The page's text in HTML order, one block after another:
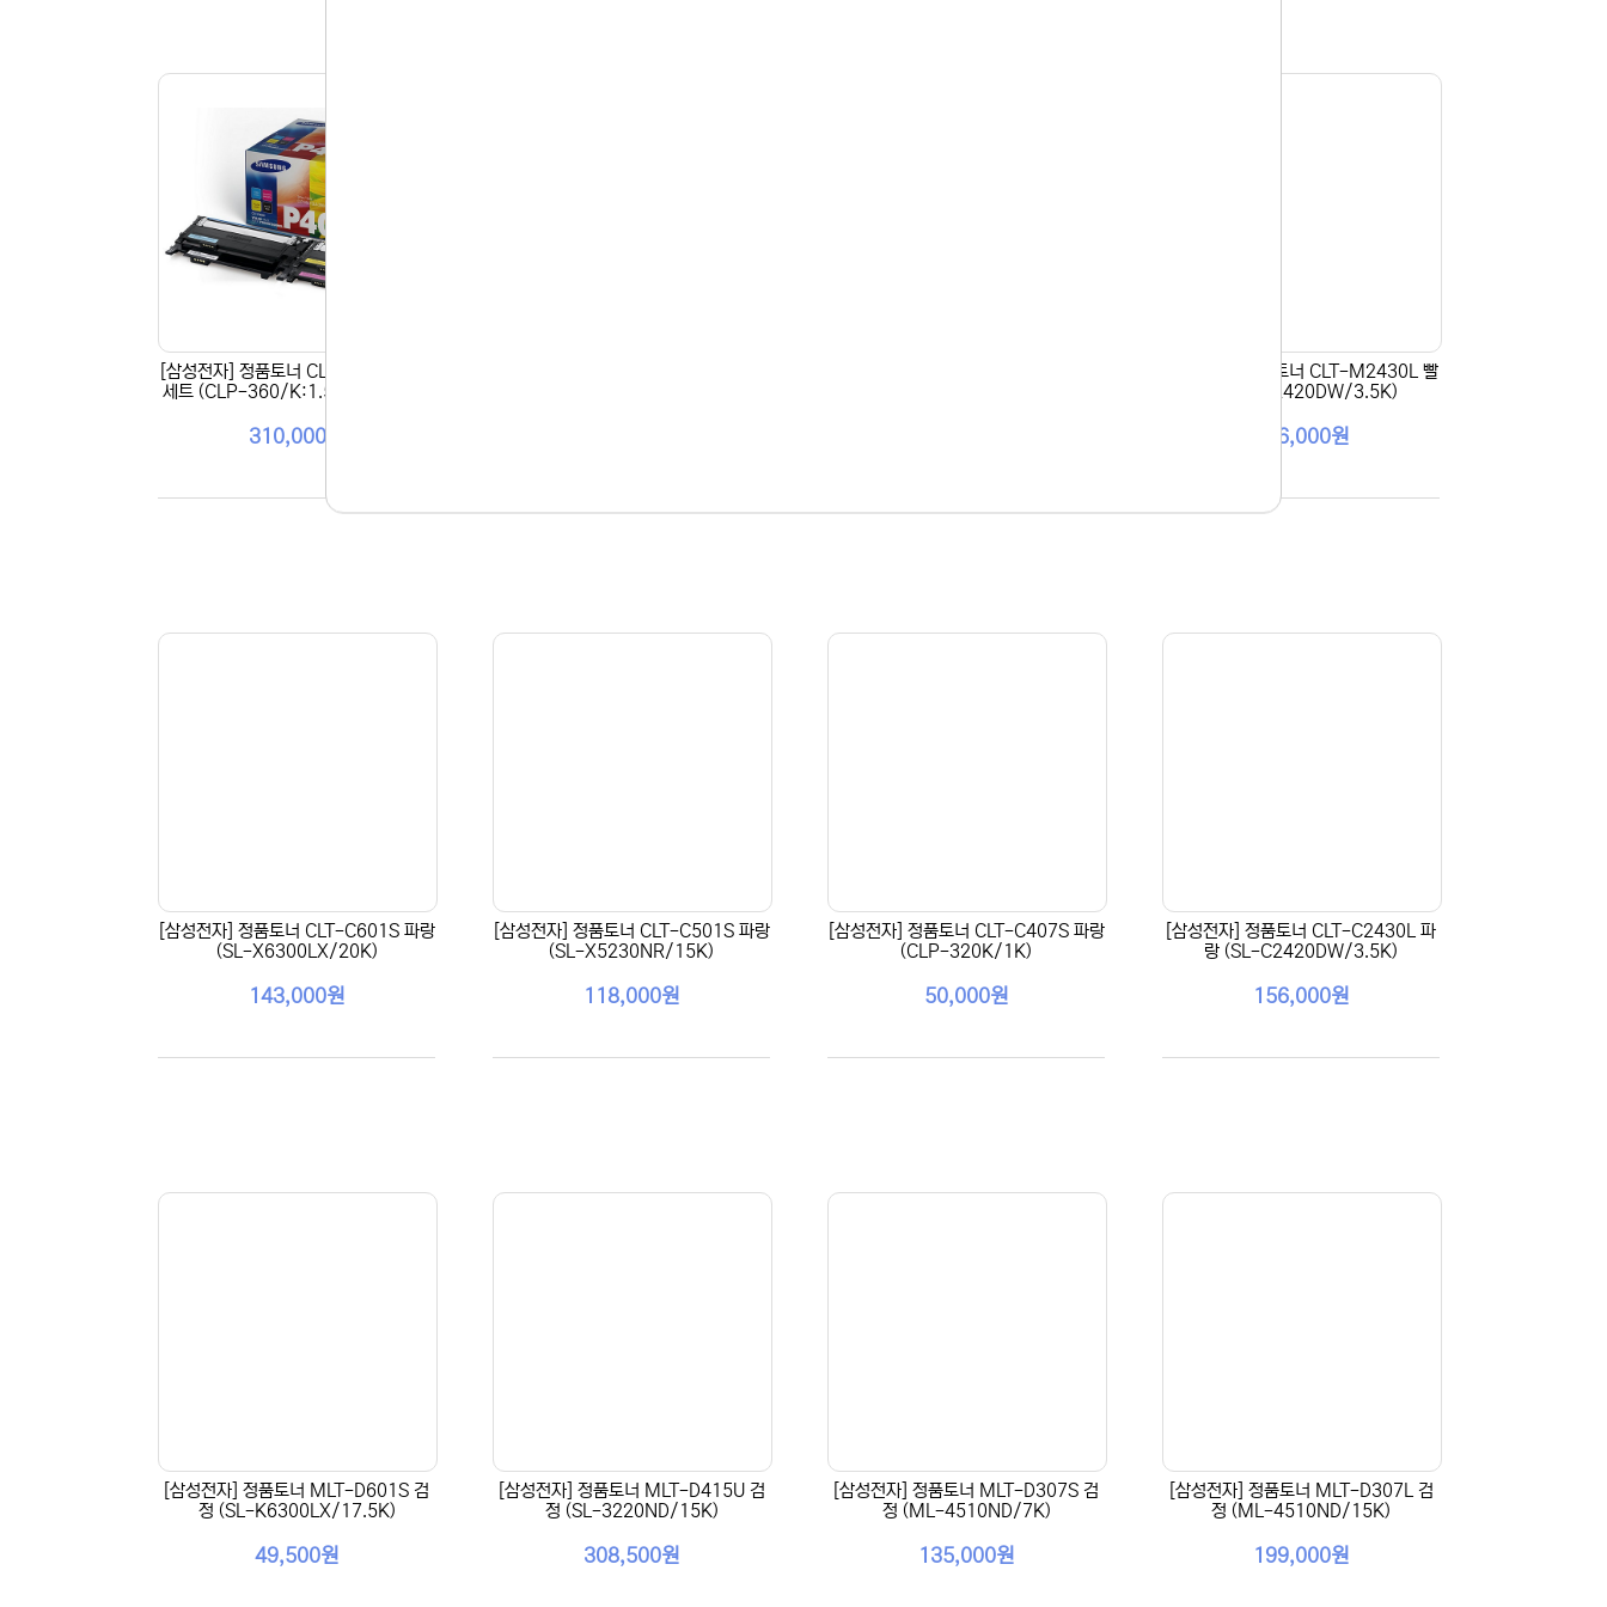
[삼성전자] 정품토너 CLT-P406C 4색
세트 (CLP-360/K:1.5K/CMY:1K)
310,000원
[삼성전자] 정품토너 CLT-M2430L 빨
강 (SL-C2420DW/3.5K)
156,000원
[삼성전자] 정품토너 CLT-C601S 파랑
(SL-X6300LX/20K)
143,000원
[삼성전자] 정품토너 CLT-C501S 파랑
(SL-X5230NR/15K)
118,000원
[삼성전자] 정품토너 CLT-C407S 파랑
(CLP-320K/1K)
50,000원
[삼성전자] 정품토너 CLT-C2430L 파
랑 (SL-C2420DW/3.5K)
156,000원
[삼성전자] 정품토너 MLT-D601S 검
정 (SL-K6300LX/17.5K)
49,500원
[삼성전자] 정품토너 MLT-D415U 검
정 (SL-3220ND/15K)
308,500원
[삼성전자] 정품토너 MLT-D307S 검
정 (ML-4510ND/7K)
135,000원
[삼성전자] 정품토너 MLT-D307L 검
정 (ML-4510ND/15K)
199,000원